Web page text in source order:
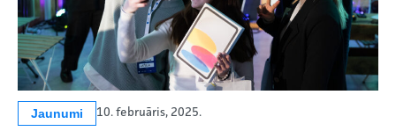
Jaunumi 10. februāris, 2025.